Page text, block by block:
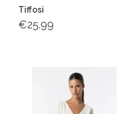
Tiffosi
€25.99